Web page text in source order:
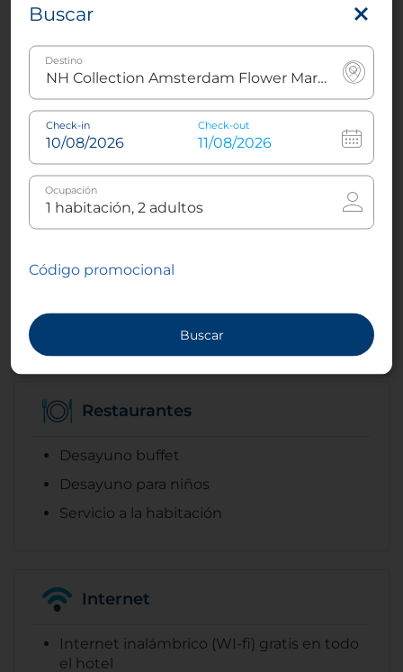
haces ejercicio.
Servicios
Actividades
Gimnasio
Negocios
Restaurantes
Desayuno buffet
Desayuno para niños
Servicio a la habitación
Internet
Internet inalámbrico (WI-fi) gratis en todo
el hotel
Buscar
Destino
Check-in Check-out
Ocupación
Código promocional
Buscar